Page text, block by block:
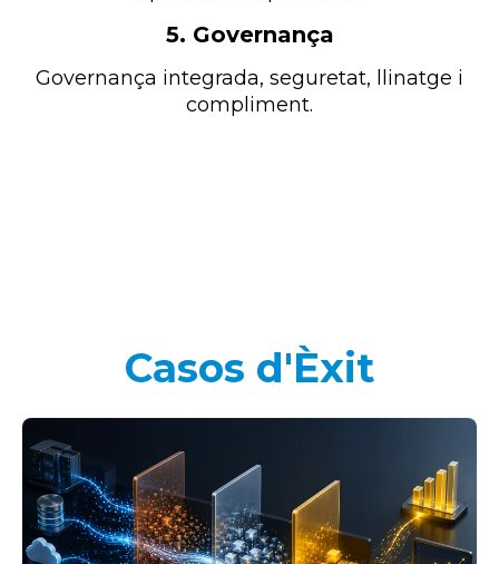
5. Governança
Governança integrada, seguretat, llinatge i
compliment.
Casos d'Èxit